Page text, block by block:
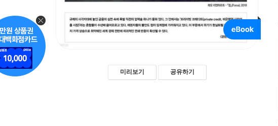
미리보기 공유하기